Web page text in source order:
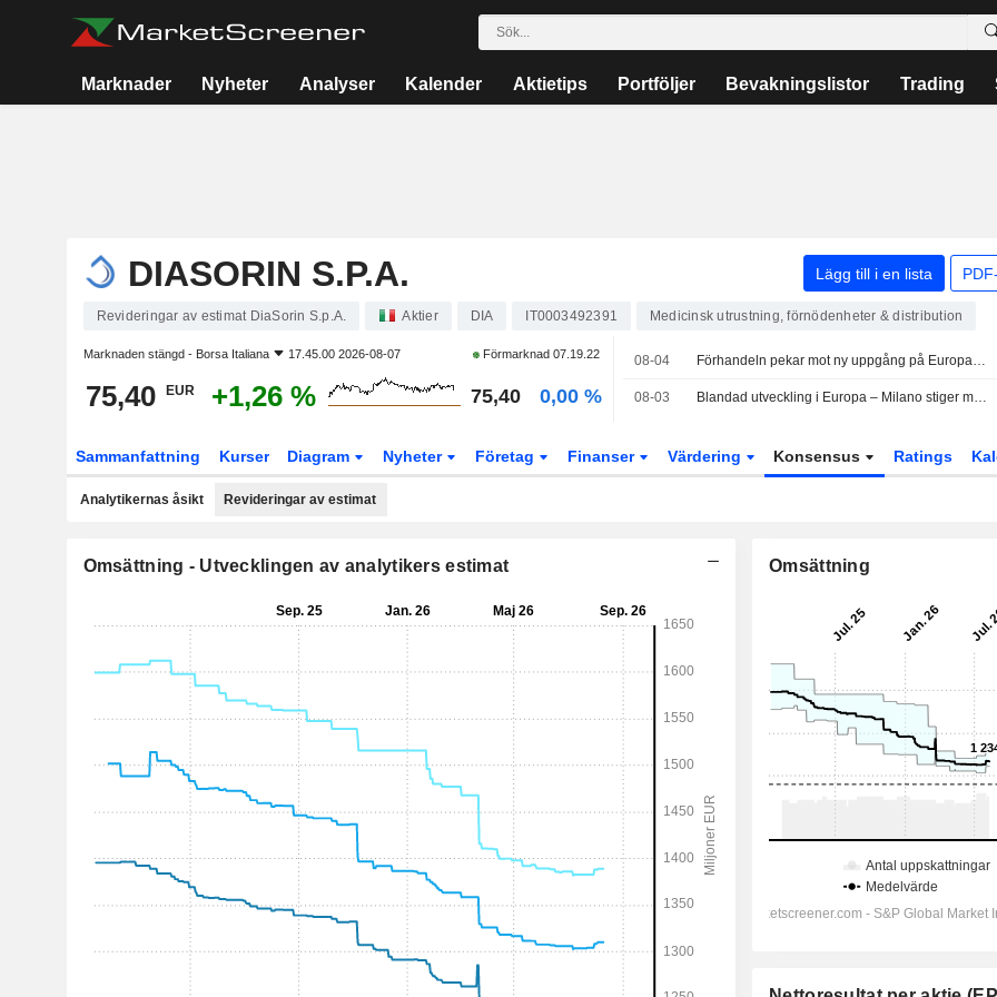
Marknader Nyheter Analyser Kalender Aktietips Portföljer Bevakningslistor Trading
DIASORIN S.P.A. Lägg till i en lista
Revideringar av estimat DiaSorin S.p.A. Aktier DIA IT0003492391 Medicinsk utrustning, förnödenheter & distribution
Marknaden stängd - Borsa Italiana 17.45.00 2026-08-07 Förmarknad 07.19.22
75,40 EUR +1,26 % 75,40 0,00 %
08-04 Förhandeln pekar mot ny uppgång på Europabörserna
08-03 Blandad utveckling i Europa – Milano stiger med Cucinelli i täten
Sammanfattning Kurser Diagram Nyheter Företag Finanser Värdering Konsensus Ratings
Analytikernas åsikt Revideringar av estimat
Omsättning - Utvecklingen av analytikers estimat Omsättning